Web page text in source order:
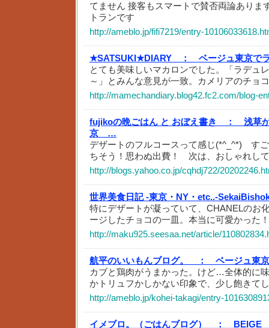
てません 接客もスマートで賛否両論ありま
トランです
http://ameblo.jp/fifi7219/entry-
★SATSUKI★DIARY ：
ベージュ東京で
とても美味しいマカロンでした。「ラデュ
～」とみんな意見が一致。カメリアのチョ
http://mamechandiary.blog42.fc2.com/blog-
fujikoの晩ごはん と おぼえ書き ：
浅草
京 …
デザートのフルコースって感じ(*^_^*) す
ちそう！思わぬ出費！ 次は、おしゃれし
http://blogs.yahoo.co.jp/cqhdj722/
世界美食日記 -東京・NY・etc..-
特にデザートが凝っていて、CHANELのお
ージしたチョコの一皿。本当に可愛かった！
http://maku925.seesaa.net/article/
航平のいいもんブログ。 ：
ベージュ東
カブと鶏肉がうまかった。けど…全体的に
かトリュフかしかない印象で、少し飽きて
http://ameblo.jp/kohei-takagi/entry-
イメブロ。（ごはんブログ） ：
BEIGE